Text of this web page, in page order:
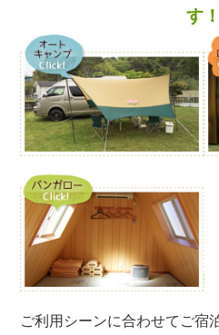
す！
ご利用シーンに合わせてご宿